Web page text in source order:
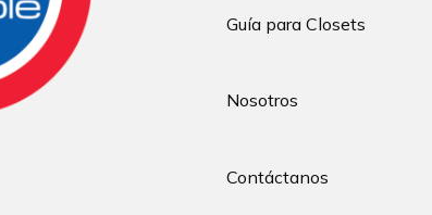
Guía para Closets
Nosotros
Contáctanos